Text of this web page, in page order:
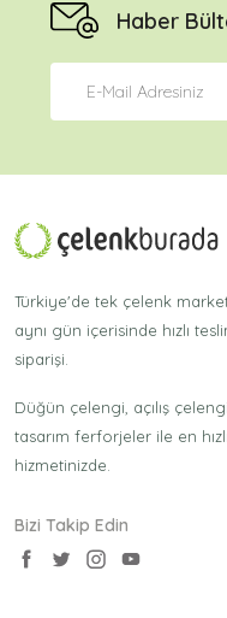
Haber
Türkiye'de tek çelenk
aynı gün içerisinde hızlı
siparişi.
Düğün çelengi, açılış
tasarım ferforjeler ile en
hizmetinizde.
Bizi Takip Edin